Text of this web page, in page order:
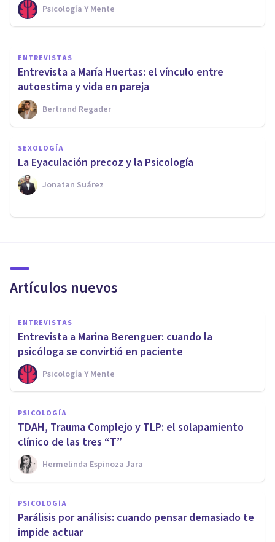
Psicología Y Mente
Nahum Montagud Rubio
ENTREVISTAS
Entrevista a María Huertas: el vínculo entre
autoestima y vida en pareja
Bertrand Regader
SEXOLOGÍA
La Eyaculación precoz y la Psicología
Jonatan Suárez
Artículos nuevos
ENTREVISTAS
Entrevista a Marina Berenguer: cuando la
psicóloga se convirtió en paciente
Psicología Y Mente
PSICOLOGÍA
TDAH, Trauma Complejo y TLP: el solapamiento
clínico de las tres “T”
Hermelinda Espinoza Jara
PSICOLOGÍA
Parálisis por análisis: cuando pensar demasiado te
impide actuar